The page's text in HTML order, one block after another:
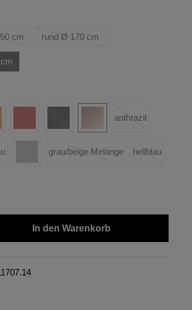
cm rund Ø 170 cm
anthrazit
grau/beige Melange hellblau
In den Warenkorb